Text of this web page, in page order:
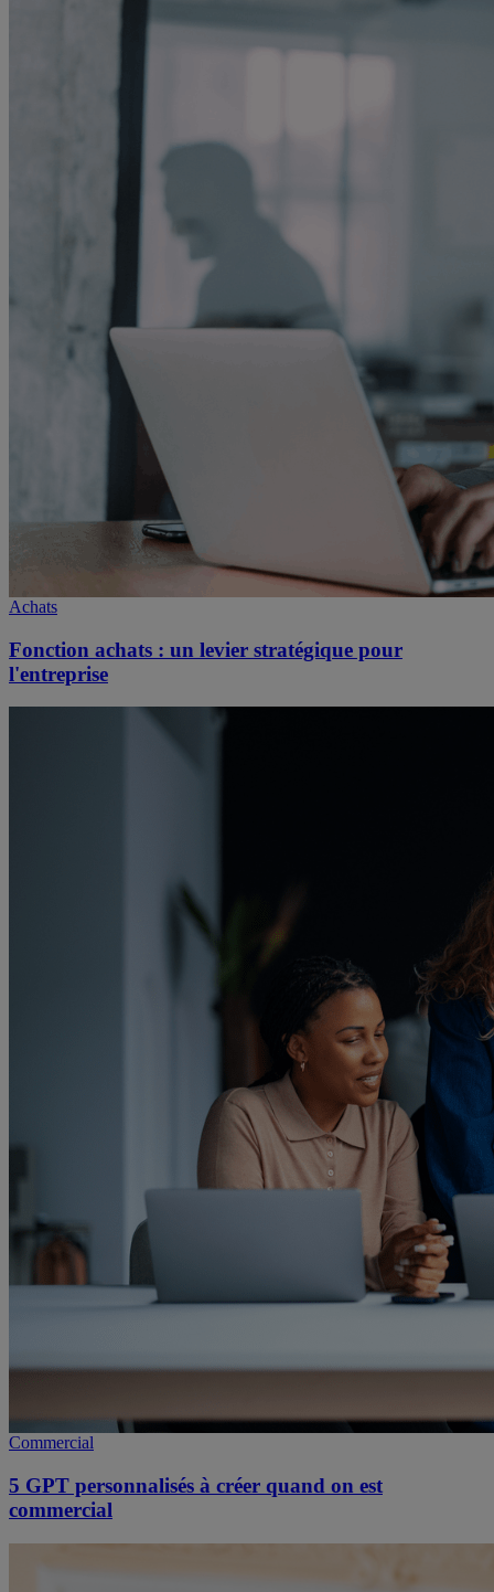
Achats
Fonction achats : un levier stratégique pour
l'entreprise
Commercial
5 GPT personnalisés à créer quand on est
commercial